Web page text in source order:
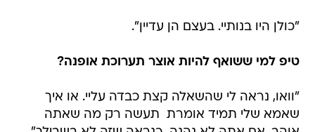
"כולן היו בנותיי. בעצם הן עדיין".
טיפ למי ששואף להיות אוצר תערוכת אופנה?
"וואו, נראה לי שהשאלה קצת כבדה עליי. או איך
שאמא שלי תמיד אומרת  תעשה רק מה שאתה